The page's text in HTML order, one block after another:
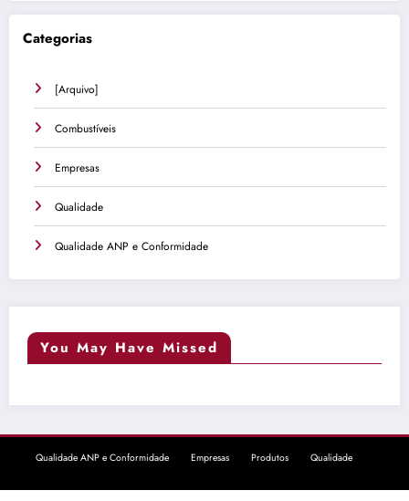
Categorias
[Arquivo]
Combustíveis
Empresas
Qualidade
Qualidade ANP e Conformidade
You May Have Missed
Qualidade ANP e Conformidade Empresas Produtos Qualidade